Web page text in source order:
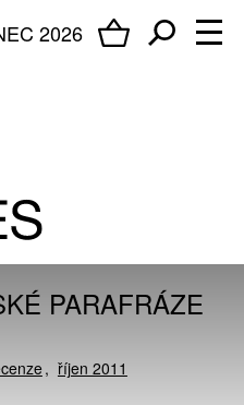
2026
PARAFRÁZE
říjen 2011